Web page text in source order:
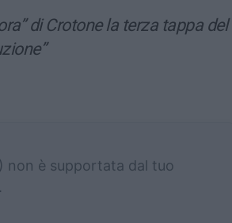
di Crotone la terza tappa del
non è supportata dal tuo